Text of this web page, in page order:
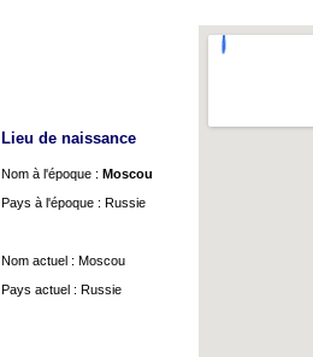
Lieu de naissance
Nom à l'époque : Moscou
Pays à l'époque : Russie
Nom actuel : Moscou
Pays actuel : Russie